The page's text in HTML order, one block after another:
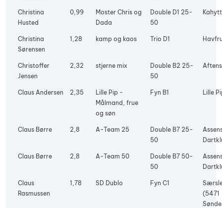
Christina
Husted
0,99
Moster Chris og
Dada
Double D1 25-
50
Christina
Sørensen
1,28 kamp og kaos Trio D1
Christoffer
Jensen
2,32 stjerne mix
Double B2 25-
50
Claus Andersen 2,35
Lille Pip -
Målmand, frue
og søn
Fyn B1 Lille
Claus Børre 2,8 A-Team 25
Double B7 25-
50
Claus Børre 2,8 A-Team 50
Double B7 50-
50
Claus
Rasmussen
1,78 SD Dublo Fyn C1
(5471